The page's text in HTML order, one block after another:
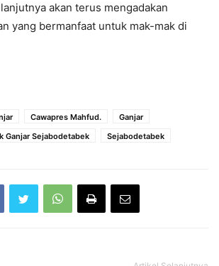
akan terus mengadakan
yang bermanfaat untuk mak-mak di
Cawapres Mahfud.
Ganjar
Ganjar Sejabodetabek Sejabodetabek